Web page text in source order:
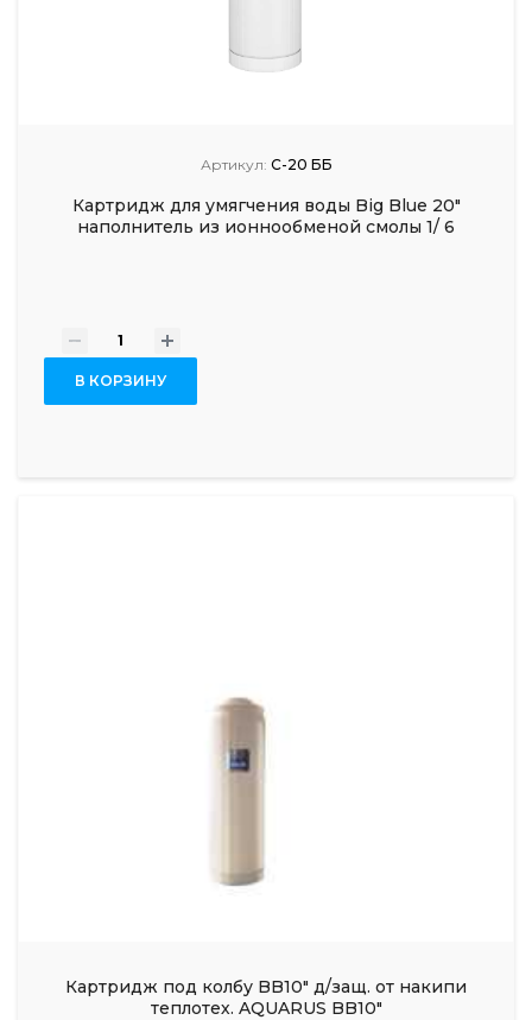
Артикул: С-20 ББ
Картридж для умягчения воды Big Blue 20"
наполнитель из ионнообменой смолы 1/ 6
- +
В КОРЗИНУ
Картридж под колбу BB10" д/защ. от накипи
теплотех. AQUARUS BB10"